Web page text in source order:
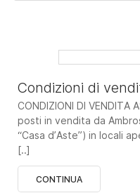
Condizioni di
CONDIZIONI DI VENDITA
posti in vendita da
“Casa d’Aste”) in locali
[..]
CONTINUA